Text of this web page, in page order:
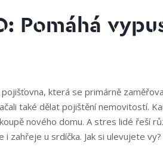
Pomáhá
pojišťovna, která se primárně
také dělat pojištění nemovitostí.
nového domu. A stres lidé řeší
i zahřeje u srdíčka. Jak si ulevujete